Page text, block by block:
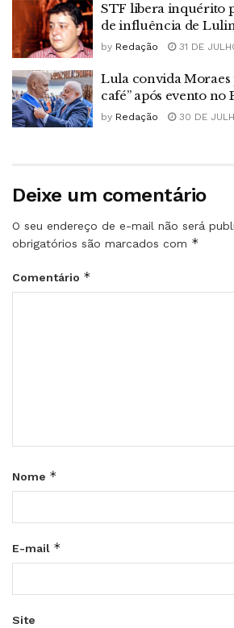
STF libera inquérito
de influência de
by Redação 31 DE
Lula convida Moraes
café” após evento no
by Redação 30 DE
Deixe um comentário
O seu endereço de e-mail não será
obrigatórios são marcados com *
Comentário *
Nome *
E-mail *
Site